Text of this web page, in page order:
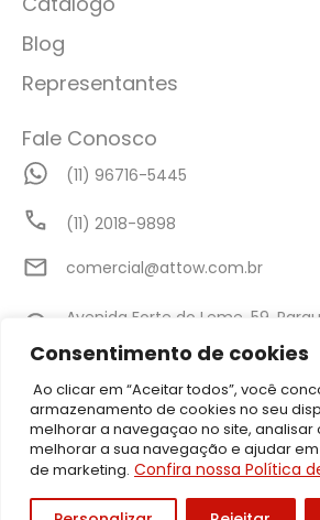
Consentimento de cookies
Ao clicar em “Aceitar todos”, você
armazenamento de cookies no seu
melhorar a navegaçao no site, analisar
melhorar a sua navegação e ajudar
de marketing. Confira nossa Política
Blog
Representantes
Fale Conosco
(11) 96716-5445
(11) 2018-9898
comercial@attow.com.br
Avenida Forte do Leme, 59,
©2026 Attow – Todos Direitos Reservados |
59, Parque São Lourenço, São Paulo – SP
05.001.206/0001-50
Política de